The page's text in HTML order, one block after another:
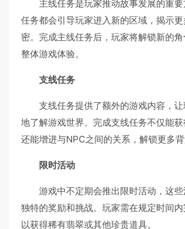
主线任务是玩家推动故事发展的重
任务都会引导玩家进入新的区域，揭示
密。完成主线任务后，玩家将解锁新的
整体游戏体验。
支线任务
支线任务提供了额外的游戏内容，
地了解游戏世界。完成支线任务不仅能获
还能增进与NPC之间的关系，解锁更多背
限时活动
游戏中不定期会推出限时活动，这
独特的奖励和挑战。玩家需在规定时间内
以获得稀有翡翠或其他珍贵道具。